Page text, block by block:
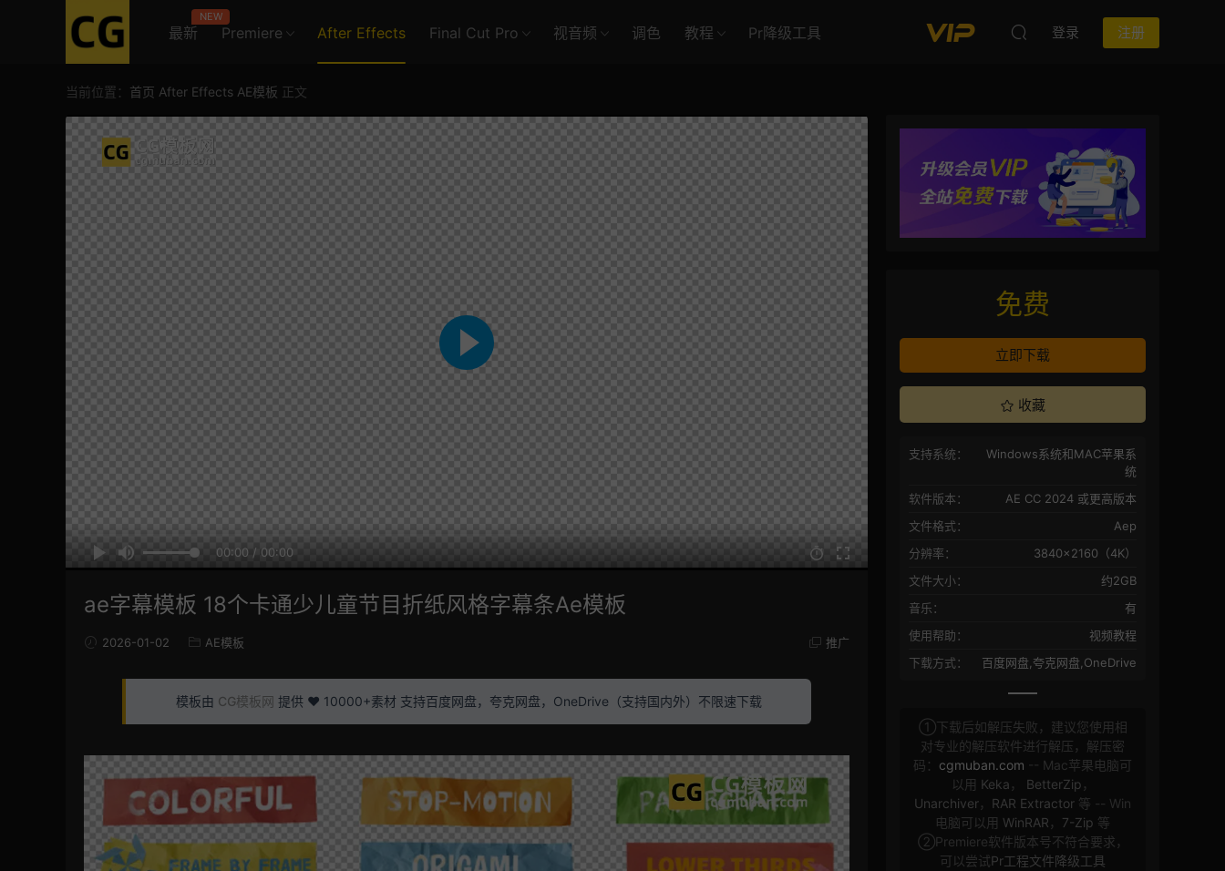
最新
NEW
Premiere After Effects Final Cut Pro 视音频 调色 教程 Pr降级工具 登录 注册
当前位置： 首页 After Effects AE模板 正文
00:00 / 00:00
ae字幕模板 18个卡通少儿童节目折纸风格字幕条Ae模板
2026-01-02 AE模板 推广
模板由 CG模板网 提供 ❤️ 10000+素材 支持百度网盘，夸克网盘，OneDrive（支持国内外）不限速下载
免费
立即下载
收藏
支持系统：
Windows系统和MAC苹果系
统
软件版本：
AE CC 2024 或更高版本
文件格式：
Aep
分辨率：
3840×2160（4K）
文件大小：
约2GB
音乐：
有
使用帮助：
视频教程
下载方式：
百度网盘,夸克网盘,OneDrive
①下载后如解压失败，建议您使用相
对专业的解压软件进行解压，解压密
码： cgmuban.com -- Mac苹果电脑可
以用 Keka ， BetterZip ，
Unarchiver， RAR Extractor 等 -- Win
电脑可以用 WinRAR ， 7-Zip 等
②Premiere软件版本号不符合要求，
可以尝试Pr工程文件降级工具